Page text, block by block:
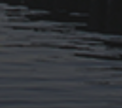
11. APRIL 2026
BILDER